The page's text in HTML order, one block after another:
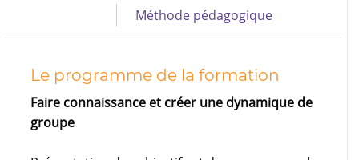
Méthode pédagogique
Le programme de la formation
Faire connaissance et créer une dynamique de
groupe